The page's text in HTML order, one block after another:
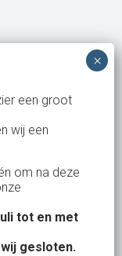
een groot
wij een
om na deze
tot en met
gesloten.